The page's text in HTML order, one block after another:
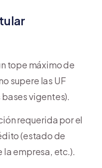
tope máximo de
supere las UF
vigentes).
requerida por el
(estado de
la empresa, etc.).